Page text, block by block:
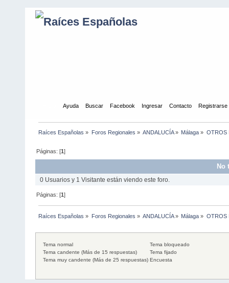
Ayuda Buscar Facebook Ingresar Contacto Registrarse
Raíces Españolas » Foros Regionales » ANDALUCÍA» Málaga » OTROS
Páginas: [1]
No
0 Usuarios y 1 Visitante están viendo este foro.
Páginas: [1]
Raíces Españolas » Foros Regionales » ANDALUCÍA» Málaga » OTROS
Tema normal
Tema candente (Más de 15 respuestas)
Tema muy candente (Más de 25 respuestas)
Tema bloqueado
Tema fijado
Encuesta